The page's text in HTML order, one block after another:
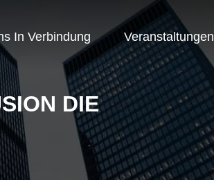
In Verbindung Veranstaltungen
DIE